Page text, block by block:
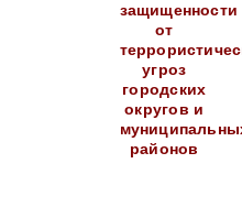
защищенности
от
угроз
городских
округов и
районов